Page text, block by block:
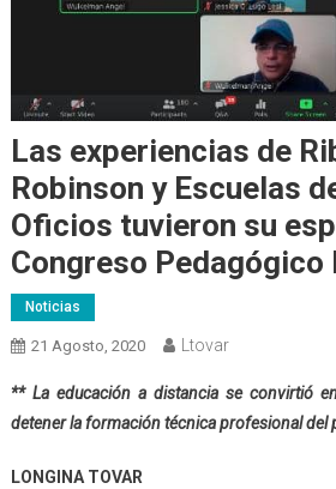
Las experiencias de
Robinson y Escuelas
Oficios tuvieron su
Congreso Pedagógico
Noticias
21 Agosto, 2020 Ltovar
** La educación a distancia se convirtió
detener la formación técnica profesional del
LONGINA TOVAR